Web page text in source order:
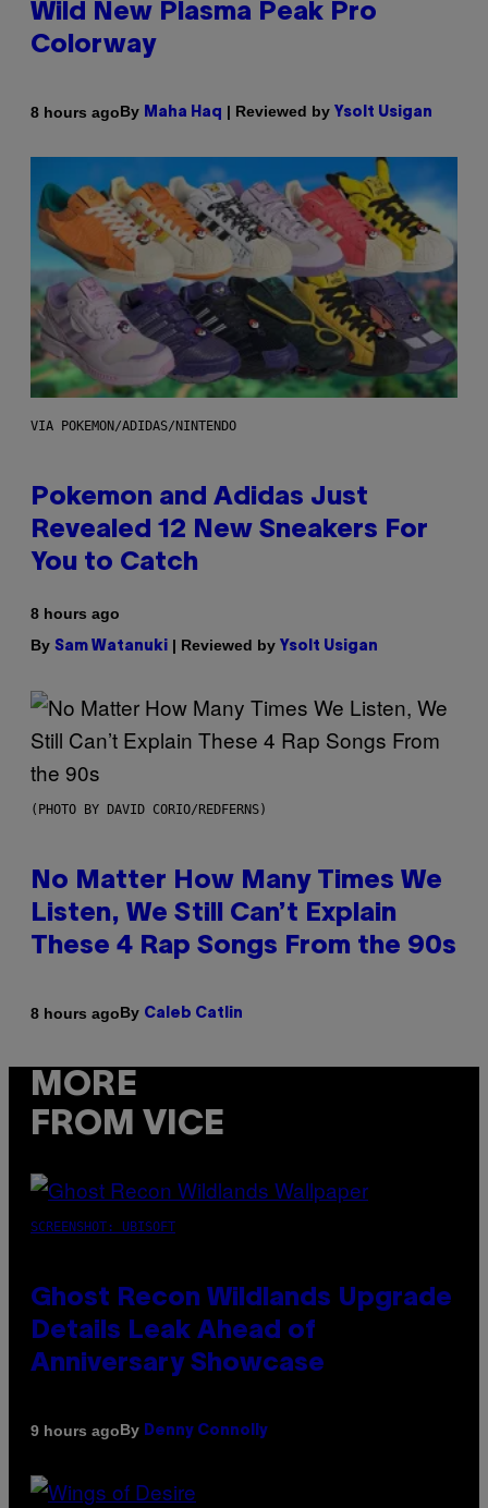
Wild New Plasma Peak Pro
Colorway
8 hours agoBy Maha Haq | Reviewed by Ysolt Usigan
VIA POKEMON/ADIDAS/NINTENDO
Pokemon and Adidas Just
Revealed 12 New Sneakers For
You to Catch
8 hours ago
By Sam Watanuki | Reviewed by Ysolt Usigan
(PHOTO BY DAVID CORIO/REDFERNS)
No Matter How Many Times We
Listen, We Still Can’t Explain
These 4 Rap Songs From the 90s
8 hours agoBy Caleb Catlin
MORE
FROM VICE
SCREENSHOT: UBISOFT
Ghost Recon Wildlands Upgrade
Details Leak Ahead of
Anniversary Showcase
9 hours agoBy Denny Connolly